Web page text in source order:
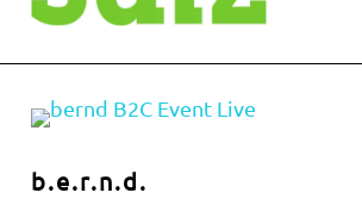
b.e.r.n.d.